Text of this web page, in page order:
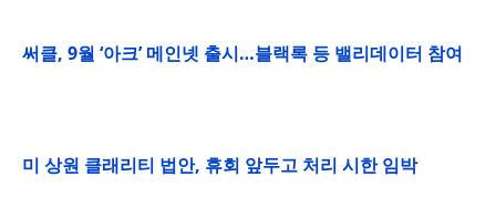
써클, 9월 ‘아크’ 메인넷 출시…블랙록 등 밸리데이터 참여
미 상원 클래리티 법안, 휴회 앞두고 처리 시한 임박